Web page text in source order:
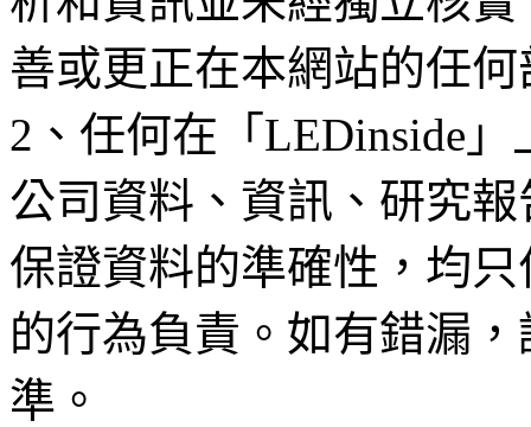
善或更正在本網站的任
2、任何在「LEDinside
公司資料、資訊、研究
保證資料的準確性，均
的行為負責。如有錯漏
準。